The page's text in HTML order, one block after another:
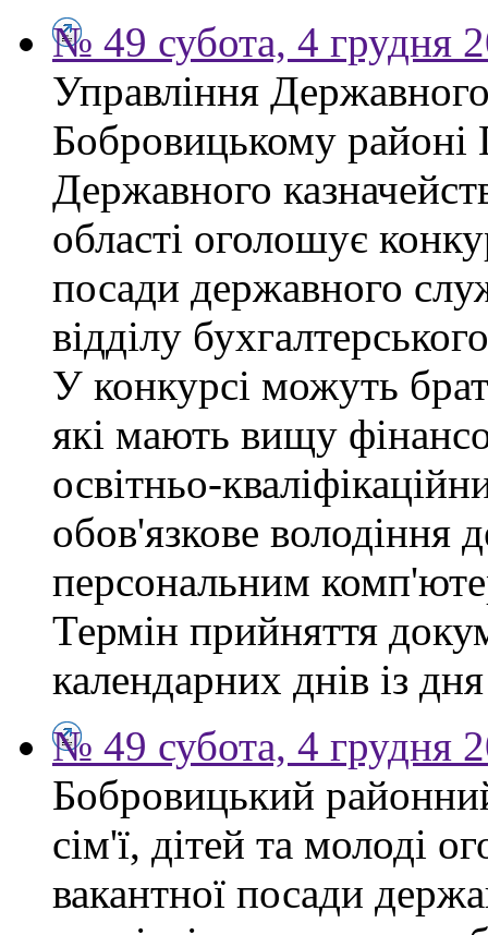
№ 49 субота, 4 грудня
Управління
Бобровицькому районі
Державного
області оголошує
посади державного
відділу
У конкурсі можуть
які мають вищу
освітньо-
обов'язкове
персональним
Термін прийняття
календарних днів із
№ 49 субота, 4 грудня
Бобровицький
сім'ї, дітей та молоді
вакантної посади